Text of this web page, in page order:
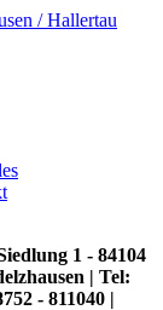
1 - 84104
| Tel:
- 811040 |